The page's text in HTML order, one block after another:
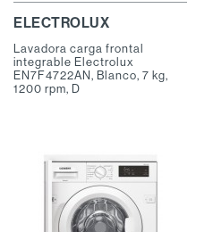
ELECTROLUX
Lavadora carga frontal
integrable Electrolux
EN7F4722AN, Blanco, 7 kg,
1200 rpm, D